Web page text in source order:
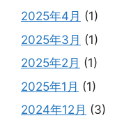
2025年4月 (1)
2025年3月 (1)
2025年2月 (1)
2025年1月 (1)
2024年12月 (3)